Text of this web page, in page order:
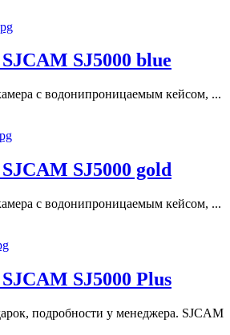
SJ5000 blue
с водонипроницаемым кейсом, ...
SJ5000 gold
с водонипроницаемым кейсом, ...
SJ5000 Plus
подробности у менеджера. SJCAM